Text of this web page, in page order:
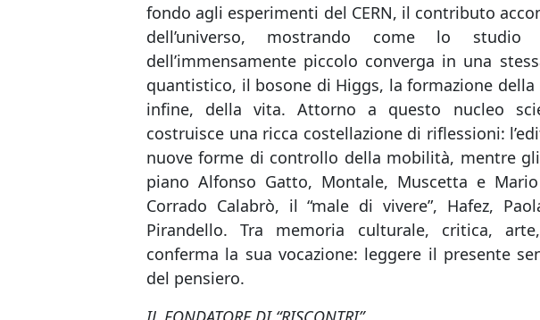
fondo agli esperimenti del CERN, il contributo
dell’universo, mostrando come lo studio
dell’immensamente piccolo converga in una
quantistico, il bosone di Higgs, la formazione
infine, della vita. Attorno a questo nucleo
costruisce una ricca costellazione di riflessioni:
nuove forme di controllo della mobilità, mentre
piano Alfonso Gatto, Montale, Muscetta e
Corrado Calabrò, il “male di vivere”, Hafez,
Pirandello. Tra memoria culturale, critica,
conferma la sua vocazione: leggere il presente
del pensiero.